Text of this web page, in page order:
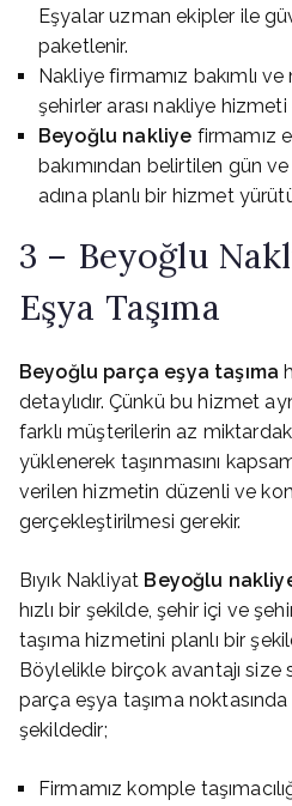
Eşyalar uzman ekipler ile
paketlenir.
Nakliye firmamız bakımlı
şehirler arası nakliye
Beyoğlu nakliye firmamız
bakımından belirtilen gün
adına planlı bir hizmet
3 – Beyoğlu
Eşya Taşıma
Beyoğlu parça eşya taşıma
detaylıdır. Çünkü bu hizmet
farklı müşterilerin az
yüklenerek taşınmasını
verilen hizmetin düzenli ve
gerçekleştirilmesi gerekir.
Bıyık Nakliyat Beyoğlu
hızlı bir şekilde, şehir içi ve
taşıma hizmetini planlı bir
Böylelikle birçok avantajı size
parça eşya taşıma
şekildedir;
Firmamız komple